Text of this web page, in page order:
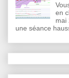
en
mai
une séance